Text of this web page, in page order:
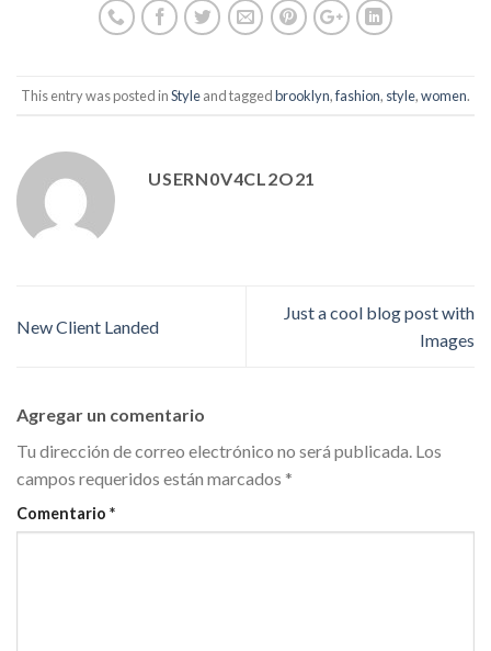
This entry was posted inStyleand taggedbrooklyn,fashion, style,women.
USERN0V4CL2O21
New Client Landed
Just a cool blog post with
Images
Agregar un comentario
Tu dirección de correo electrónico no será publicada. Los
campos requeridos están marcados *
Comentario *